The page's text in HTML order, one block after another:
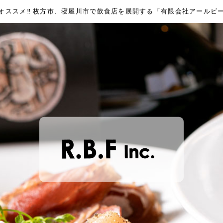
ススメ‼︎ 枚方市、寝屋川市で飲食店を展開する「有限会社アールビ